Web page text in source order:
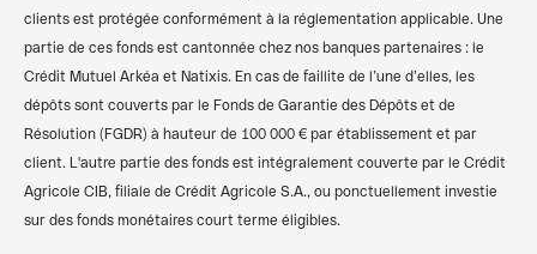
Compte pro SASU
Compte bancaire associations
Compte pro SCI
Compte pro sans banque
Compte pro gratuit
Calculateur de TVA
Simulateur des frais kilométriques
clients est protégée conformément à la réglementation applicable. Une
partie de ces fonds est cantonnée chez nos banques partenaires : le
Crédit Mutuel Arkéa et Natixis. En cas de faillite de l’une d’elles, les
dépôts sont couverts par le Fonds de Garantie des Dépôts et de
Résolution (FGDR) à hauteur de 100 000 € par établissement et par
client. L'autre partie des fonds est intégralement couverte par le Crédit
Agricole CIB, filiale de Crédit Agricole S.A., ou ponctuellement investie
sur des fonds monétaires court terme éligibles.